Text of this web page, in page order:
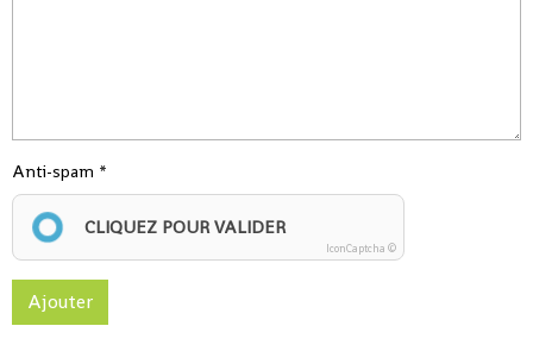
Anti-spam
CLIQUEZ POUR VALIDER
IconCaptcha ©
Ajouter